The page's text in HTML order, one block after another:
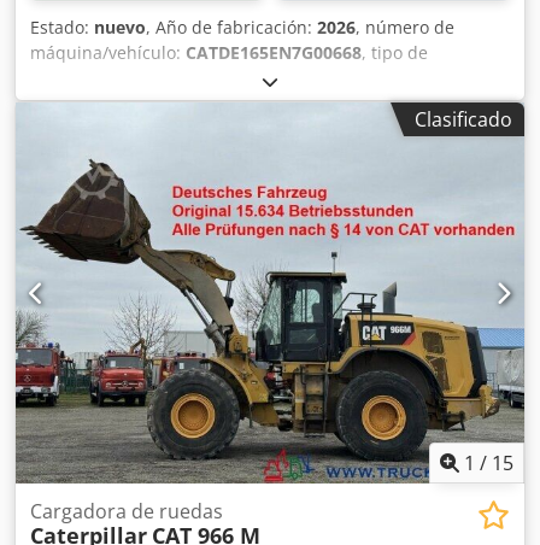
Estado: nuevo, Año de fabricación: 2026, número de
máquina/vehículo: CATDE165EN7G00668, tipo de
, fabricante de motores:
C7.1, Uso previsto: Construcción Peso en vacío: 1.926 kg
Potencia del generador: 165 kVA Dimensiones del
compartimento de carga: 334 x 117 x 175 cm Marcado CE:
sí Volumen del depósito de agua: 325 l Póngase en
contacto con el equipo de DPX para más información. =
Otras opciones y accesorios = Dedpswrwk Defx Al Njck -
Batería - Panel de control - Techo de acero - Depósito
Clasificado
1 / 15
Cargadora de ruedas
Caterpillar CAT 966 M